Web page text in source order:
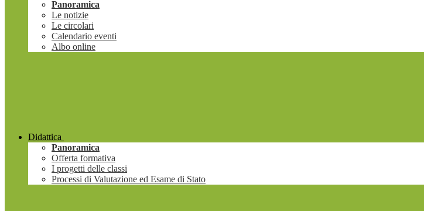
Panoramica
Le notizie
Le circolari
Calendario eventi
Albo online
Didattica
Panoramica
Offerta formativa
I progetti delle classi
Processi di Valutazione ed Esame di Stato